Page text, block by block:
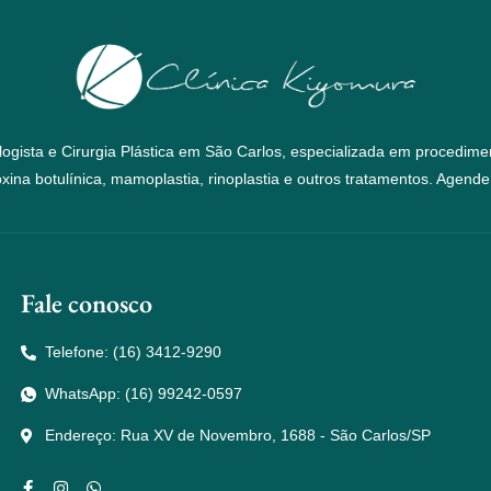
e Cirurgia Plástica em São Carlos, especializada em
botulínica, mamoplastia, rinoplastia e outros tratamentos.
Fale conosco
Telefone: (16) 3412-9290
WhatsApp: (16) 99242-0597
Endereço: Rua XV de Novembro, 1688 - São Carlos/SP